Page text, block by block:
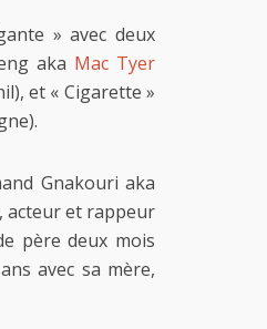
» avec deux
aka Mac Tyer
et « Cigarette »
Gnakouri aka
acteur et rappeur
père deux mois
avec sa mère,